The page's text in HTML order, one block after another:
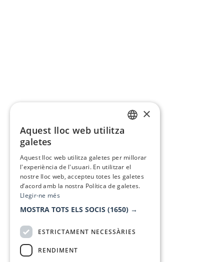
×
Aquest lloc web utilitza
galetes
Aquest lloc web utilitza galetes per millorar
l'experiència de l'usuari. En utilitzar el
nostre lloc web, accepteu totes les galetes
d’acord amb la nostra Política de galetes.
Llegir-ne més
MOSTRA TOTS ELS SOCIS (1650) →
ESTRICTAMENT NECESSÀRIES
RENDIMENT